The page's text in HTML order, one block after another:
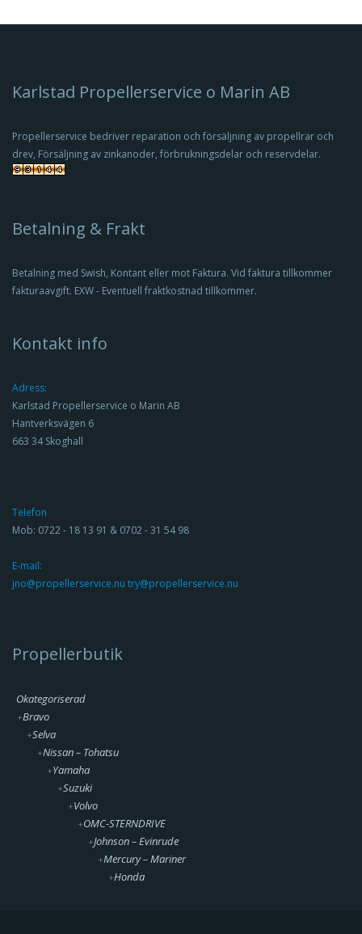
Propeller / Amita 3+
Propeller Amita 3+
Karlstad Propellerservice o Marin AB
Propellerservice bedriver reparation och försäljning av propellrar och
drev, Försäljning av zinkanoder, förbrukningsdelar och reservdelar.
Betalning & Frakt
Betalning med Swish, Kontant eller mot Faktura. Vid faktura tillkommer
fakturaavgift. EXW - Eventuell fraktkostnad tillkommer.
Kontakt info
Adress:
Karlstad Propellerservice o Marin AB
Hantverksvägen 6
663 34 Skoghall
Telefon
Mob: 0722 - 18 13 91 & 0702 - 31 54 98
E-mail:
jno@propellerservice.nu try@propellerservice.nu
Propellerbutik
Okategoriserad
Bravo
Selva
Nissan – Tohatsu
Yamaha
Suzuki
Volvo
OMC-STERNDRIVE
Johnson – Evinrude
Mercury – Mariner
Honda